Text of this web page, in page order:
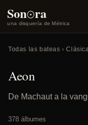
Son o
ra
una disquería de Métrica
Todas las bateas ›
Aeon
De Machaut a la
378 álbumes